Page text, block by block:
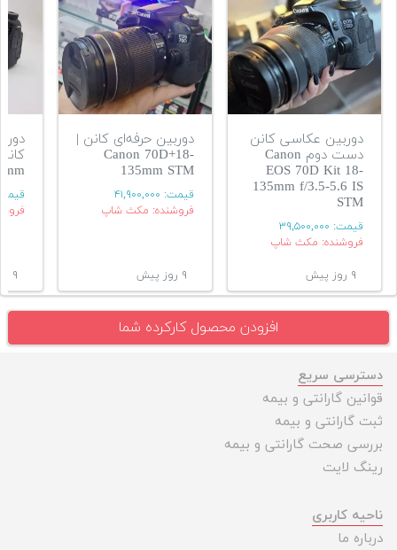
دوربین عکاسی کانن
دست دوم Canon
EOS 70D Kit 18-
135mm f/3.5-5.6 IS
STM
قیمت: ۳۹,۵۰۰,۰۰۰
فروشنده: مکث شاپ
۹ روز پیش
دوربین حرفه‌ای کانن |
Canon 70D+18-
135mm STM
قیمت: ۴۱,۹۰۰,۰۰۰
فروشنده: مکث شاپ
۹ روز پیش ۹ روز پیش
افزودن محصول کارکرده شما
دسترسی سریع
قوانین گارانتی و بیمه
ثبت گارانتی و بیمه
بررسی صحت گارانتی و بیمه
رینگ لایت
ناحیه کاربری
درباره ما